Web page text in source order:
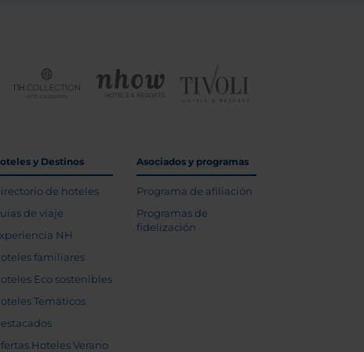
y Destinos
de hoteles
de viaje
NH
familiares
Eco sostenibles
Temáticos
Hoteles Verano
Asociados y programas
Programa de afiliación
Programas de
fidelización